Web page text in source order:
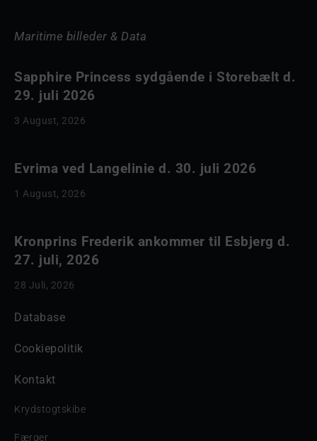
Maritime billeder & Data
Sapphire Princess sydgående i Storebælt d.
29. juli 2026
3 August, 2026
Evrima ved Langelinie d. 30. juli 2026
1 August, 2026
Kronprins Frederik ankommer til Esbjerg d.
27. juli, 2026
28 Juli, 2026
Database
Cookiepolitik
Kontakt
Krydstogtskibe
Færger